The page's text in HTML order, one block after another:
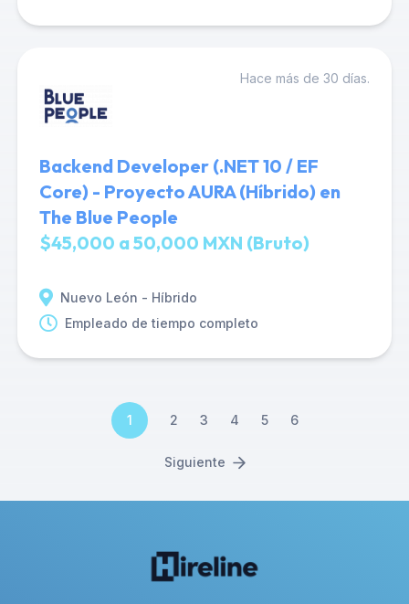
Hace más de 30 días.
Backend Developer (.NET 10 / EF
Core) - Proyecto AURA (Híbrido) en
The Blue People
$45,000 a 50,000 MXN (Bruto)
Nuevo León - Híbrido
Empleado de tiempo completo
1 2 3 4 5 6
Siguiente